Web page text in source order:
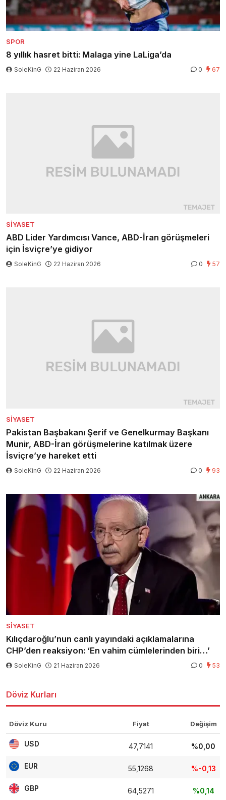
SPOR
8 yıllık hasret bitti: Malaga yine LaLiga’da
SoleKinG 22 Haziran 2026 0 67
SIYASET
ABD Lider Yardımcısı Vance, ABD-İran görüşmeleri
için İsviçre’ye gidiyor
SoleKinG 22 Haziran 2026 0 57
SIYASET
Pakistan Başbakanı Şerif ve Genelkurmay Başkanı
Munir, ABD-İran görüşmelerine katılmak üzere
İsviçre’ye hareket etti
SoleKinG 22 Haziran 2026 0 93
SIYASET
Kılıçdaroğlu’nun canlı yayındaki açıklamalarına
CHP’den reaksiyon: ‘En vahim cümlelerinden biri…’
SoleKinG 21 Haziran 2026 0 53
Döviz Kurları
Döviz Kuru Fiyat Değişim
USD 47,7141 %0,00
EUR 55,1268 %-0,13
GBP 64,5271 %0,14